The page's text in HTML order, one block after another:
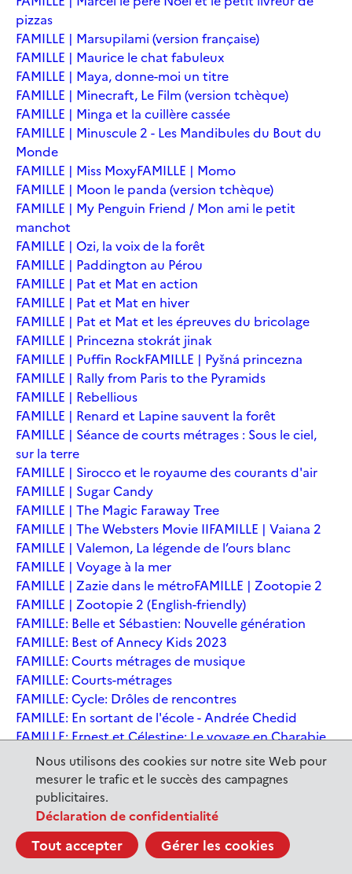
Nous utilisons des cookies sur notre site Web pour
mesurer le trafic et le succès des campagnes
publicitaires.
Déclaration de confidentialité
Tout accepter Gérer les cookies
pizzas
FAMILLE | Marsupilami (version française)
FAMILLE | Maurice le chat fabuleux
FAMILLE | Maya, donne-moi un titre
FAMILLE | Minecraft, Le Film (version tchèque)
FAMILLE | Minga et la cuillère cassée
FAMILLE | Minuscule 2 - Les Mandibules du Bout du
Monde
FAMILLE | Miss MoxyFAMILLE | Momo
FAMILLE | Moon le panda (version tchèque)
FAMILLE | My Penguin Friend / Mon ami le petit
manchot
FAMILLE | Ozi, la voix de la forêt
FAMILLE | Paddington au Pérou
FAMILLE | Pat et Mat en action
FAMILLE | Pat et Mat en hiver
FAMILLE | Pat et Mat et les épreuves du bricolage
FAMILLE | Princezna stokrát jinak
FAMILLE | Puffin RockFAMILLE | Pyšná princezna
FAMILLE | Rally from Paris to the Pyramids
FAMILLE | Rebellious
FAMILLE | Renard et Lapine sauvent la forêt
FAMILLE | Séance de courts métrages : Sous le ciel,
sur la terre
FAMILLE | Sirocco et le royaume des courants d'air
FAMILLE | Sugar Candy
FAMILLE | The Magic Faraway Tree
FAMILLE | The Websters Movie IIFAMILLE | Vaiana 2
FAMILLE | Valemon, La légende de l’ours blanc
FAMILLE | Voyage à la mer
FAMILLE | Zazie dans le métroFAMILLE | Zootopie 2
FAMILLE | Zootopie 2 (English-friendly)
FAMILLE: Belle et Sébastien: Nouvelle génération
FAMILLE: Best of Annecy Kids 2023
FAMILLE: Courts métrages de musique
FAMILLE: Courts-métrages
FAMILLE: Cycle: Drôles de rencontres
FAMILLE: En sortant de l'école - Andrée Chedid
FAMILLE: Ernest et Célestine: Le voyage en Charabie
FAMILLE: Festival International du court métrage
Clermont-Ferrand
FAMILLE: Kina et Yuk, renards de la banquise
FAMILLE: La Pat' Patrouille : La Super Patrouille, le film
FAMILLE: Le dernier jaguarFAMILLE: Le Dirigeable volé
FAMILLE: Le Nid du TigreFAMILLE: Le Tableau